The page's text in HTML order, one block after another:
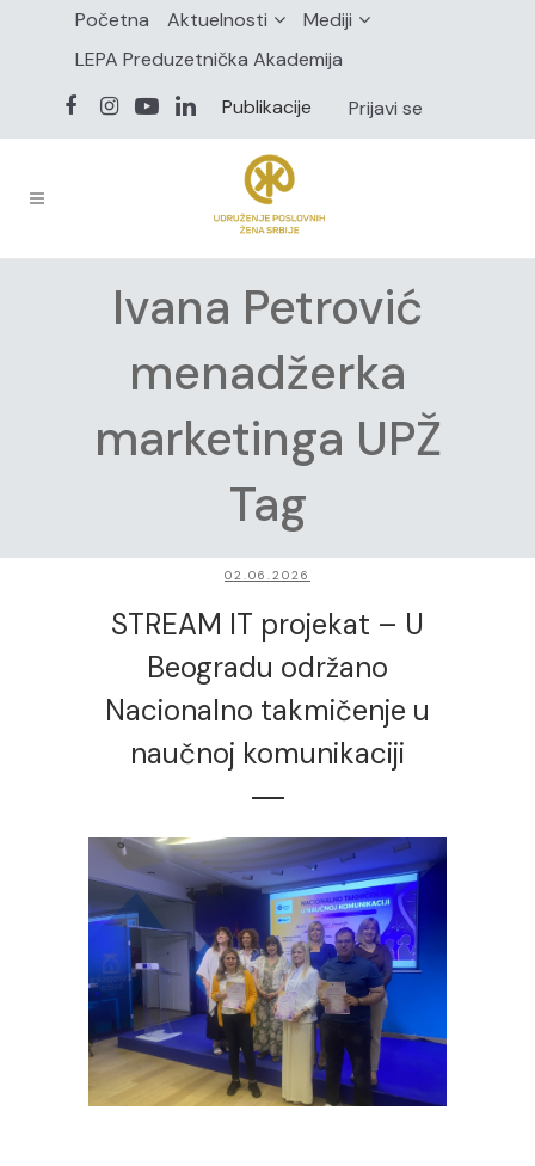
Početna Aktuelnosti
Mediji
LEPA Preduzetnička Akademija
Publikacije
Prijavi se
Ivana Petrović
menadžerka
marketinga UPŽ
Tag
02.06.2026
STREAM IT projekat – U
Beogradu održano
Nacionalno takmičenje u
naučnoj komunikaciji